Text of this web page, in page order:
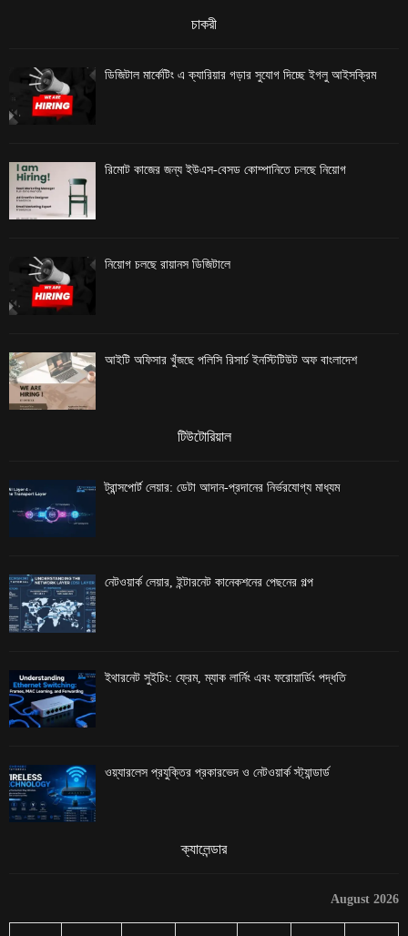
চাকরী
ডিজিটাল মার্কেটিং এ ক্যারিয়ার গড়ার সুযোগ দিচ্ছে ইগলু আইসক্রিম
রিমোট কাজের জন্য ইউএস-বেসড কোম্পানিতে চলছে নিয়োগ
নিয়োগ চলছে রায়ানস ডিজিটালে
আইটি অফিসার খুঁজছে পলিসি রিসার্চ ইনস্টিটিউট অফ বাংলাদেশ
টিউটোরিয়াল
ট্রান্সপোর্ট লেয়ার: ডেটা আদান-প্রদানের নির্ভরযোগ্য মাধ্যম
নেটওয়ার্ক লেয়ার, ইন্টারনেট কানেকশনের পেছনের গল্প
ইথারনেট সুইচিং: ফ্রেম, ম্যাক লার্নিং এবং ফরোয়ার্ডিং পদ্ধতি
ওয়্যারলেস প্রযুক্তির প্রকারভেদ ও নেটওয়ার্ক স্ট্যান্ডার্ড
ক্যালেন্ডার
August 2026